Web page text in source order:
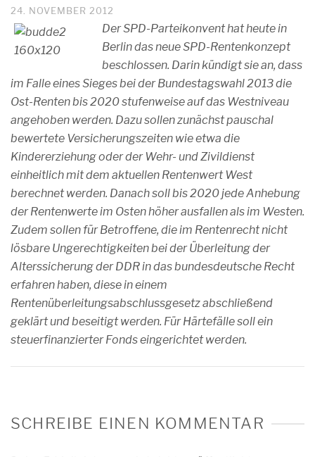
24. NOVEMBER 2012
Der SPD-Parteikonvent hat heute in
Berlin das neue SPD-Rentenkonzept
beschlossen. Darin kündigt sie an, dass
im Falle eines Sieges bei der Bundestagswahl 2013 die
Ost-Renten bis 2020 stufenweise auf das Westniveau
angehoben werden. Dazu sollen zunächst pauschal
bewertete Versicherungszeiten wie etwa die
Kindererziehung oder der Wehr- und Zivildienst
einheitlich mit dem aktuellen Rentenwert West
berechnet werden. Danach soll bis 2020 jede Anhebung
der Rentenwerte im Osten höher ausfallen als im Westen.
Zudem sollen für Betroffene, die im Rentenrecht nicht
lösbare Ungerechtigkeiten bei der Überleitung der
Alterssicherung der DDR in das bundesdeutsche Recht
erfahren haben, diese in einem
Rentenüberleitungsabschlussgesetz abschließend
geklärt und beseitigt werden. Für Härtefälle soll ein
steuerfinanzierter Fonds eingerichtet werden.
SCHREIBE EINEN KOMMENTAR